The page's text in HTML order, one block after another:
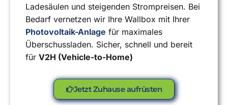
Ladesäulen und steigenden Strompreisen. Bei
Bedarf vernetzen wir Ihre Wallbox mit Ihrer
Photovoltaik-Anlage für maximales
Überschussladen. Sicher, schnell und bereit
für V2H (Vehicle-to-Home)
Jetzt Zuhause aufrüsten